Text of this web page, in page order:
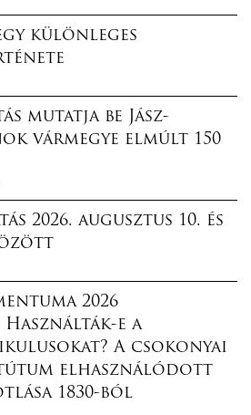
különleges
mutatja be Jász-
vármegye elmúlt 150
2026. augusztus 10. és
2026
Használták-e a
A csokonyai
elhasználódott
1830-ból